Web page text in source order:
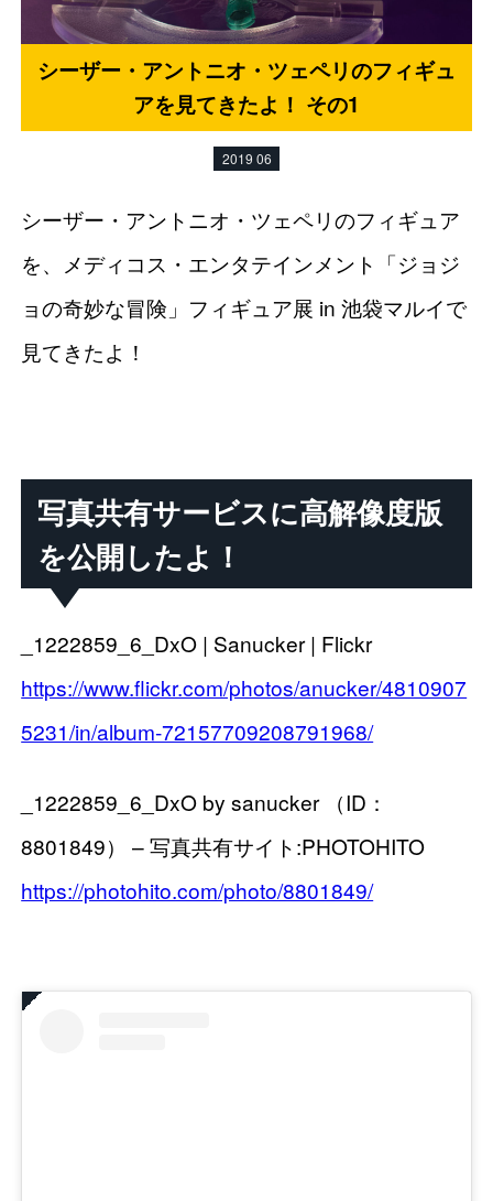
シーザー・アントニオ・ツェペリのフィギュ
アを見てきたよ！ その1
2019 06
シーザー・アントニオ・ツェペリのフィギュア
を、メディコス・エンタテインメント「ジョジ
ョの奇妙な冒険」フィギュア展 in 池袋マルイで
見てきたよ！
写真共有サービスに高解像度版
を公開したよ！
_1222859_6_DxO | Sanucker | Flickr
https://www.flickr.com/photos/anucker/4810907
5231/in/album-72157709208791968/
_1222859_6_DxO by sanucker （ID：
8801849） – 写真共有サイト:PHOTOHITO
https://photohito.com/photo/8801849/